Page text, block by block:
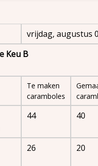
vrijdag, augustus
Keu B
Te maken
caramboles
44 40
26 20